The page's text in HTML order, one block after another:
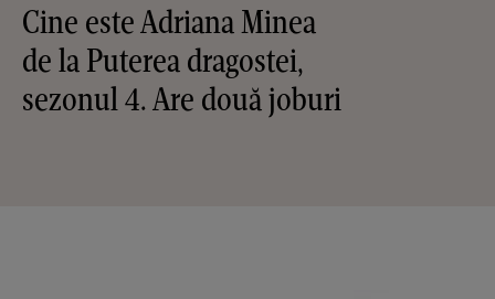
Cine este Adriana Minea
de la Puterea dragostei,
sezonul 4. Are două joburi